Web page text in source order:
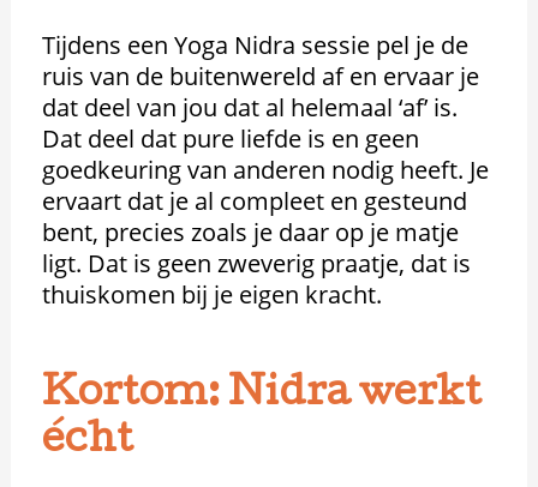
Tijdens een Yoga Nidra sessie pel je de
ruis van de buitenwereld af en ervaar je
dat deel van jou dat al helemaal ‘af’ is.
Dat deel dat pure liefde is en geen
goedkeuring van anderen nodig heeft. Je
ervaart dat je al compleet en gesteund
bent, precies zoals je daar op je matje
ligt. Dat is geen zweverig praatje, dat is
thuiskomen bij je eigen kracht.
Kortom: Nidra werkt
écht